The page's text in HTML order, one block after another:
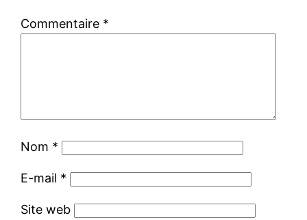
Commentaire *
Nom *
E-mail *
Site web